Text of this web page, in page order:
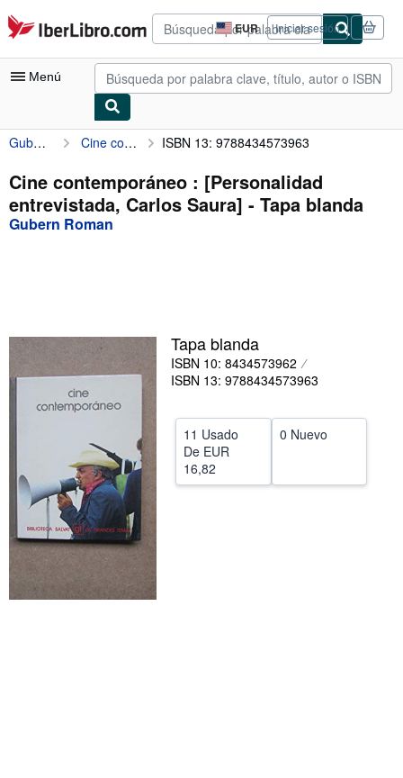
Pasar al contenido principal
IberLibro.com EUR
Preferencias
de
compra
del
Iniciar sesión
Menú
Mi cuenta
Consultar mis pedidos
Búsqueda avanzada
Vendedores
Comenzar a vender
CERRAR
Gubern Roman Cine contemporáneo : [Personalidad entrevistada, Carlos Saura] ISBN 13: 9788434573963
Cine contemporáneo : [Personalidad
entrevistada, Carlos Saura] - Tapa blanda
Gubern Roman
Tapa blanda
ISBN 10: 8434573962
ISBN 13: 9788434573963
11 Usado
De EUR
16,82
0 Nuevo